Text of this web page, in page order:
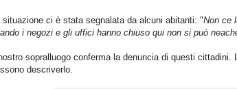
situazione ci è stata segnalata da alcuni abitanti: "Non ce
i negozi e gli uffici hanno chiuso qui non si può
nostro sopralluogo conferma la denuncia di questi cittadini.
descriverlo.